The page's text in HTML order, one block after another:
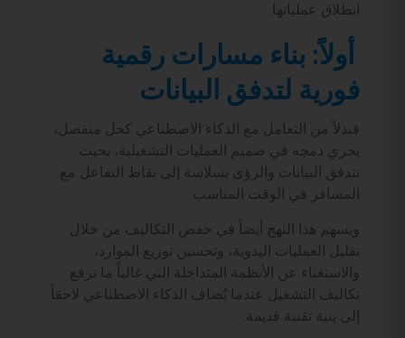
انطلاق عملياتها.
أولاً: بناء مسارات رقمية
فورية لتدفق البيانات
فبدلاً من التعامل مع الذكاء الاصطناعي كحل منفصل،
يجري دمجه في صميم العمليات التشغيلية، بحيث
تتدفق البيانات والرؤى بسلاسة إلى نقاط التفاعل مع
المسافر في الوقت المناسب.
ويسهم هذا النهج أيضاً في خفض التكاليف من خلال
تقليل العمليات اليدوية، وتحسين توزيع الموارد،
والاستغناء عن الأنظمة المتداخلة التي غالباً ما ترفع
تكاليف التشغيل عندما يُضاف الذكاء الاصطناعي لاحقاً
إلى بنية تقنية قديمة.